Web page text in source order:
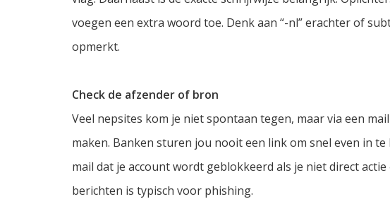
voegen een extra woord toe. Denk aan “-nl” erachter of
opmerkt.
Check de afzender of bron
Veel nepsites kom je niet spontaan tegen, maar via een
maken. Banken sturen jou nooit een link om snel even in
mail dat je account wordt geblokkeerd als je niet direct
berichten is typisch voor phishing.